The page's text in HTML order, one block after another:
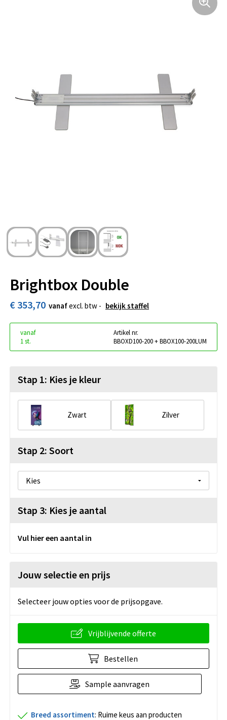
Oog- en gelaatsbescherming
Hoofdbescherming
Broeken en Rokken
Brightbox Double
€ 353,70 vanafexcl. btw - bekijk staffel
vanaf
1 st.
Artikel nr.
BBOXD100-200 + BBOX100-200LUM
Stap 1: Kies je kleur
Zwart Zilver
Stap 2: Soort
Stap 3: Kies je aantal
Vul hier een aantal in
Jouw selectie en prijs
Selecteer jouw opties voor de prijsopgave.
Vrijblijvende offerte
Bestellen
Sample aanvragen
Breed assortiment: Ruime keus aan producten